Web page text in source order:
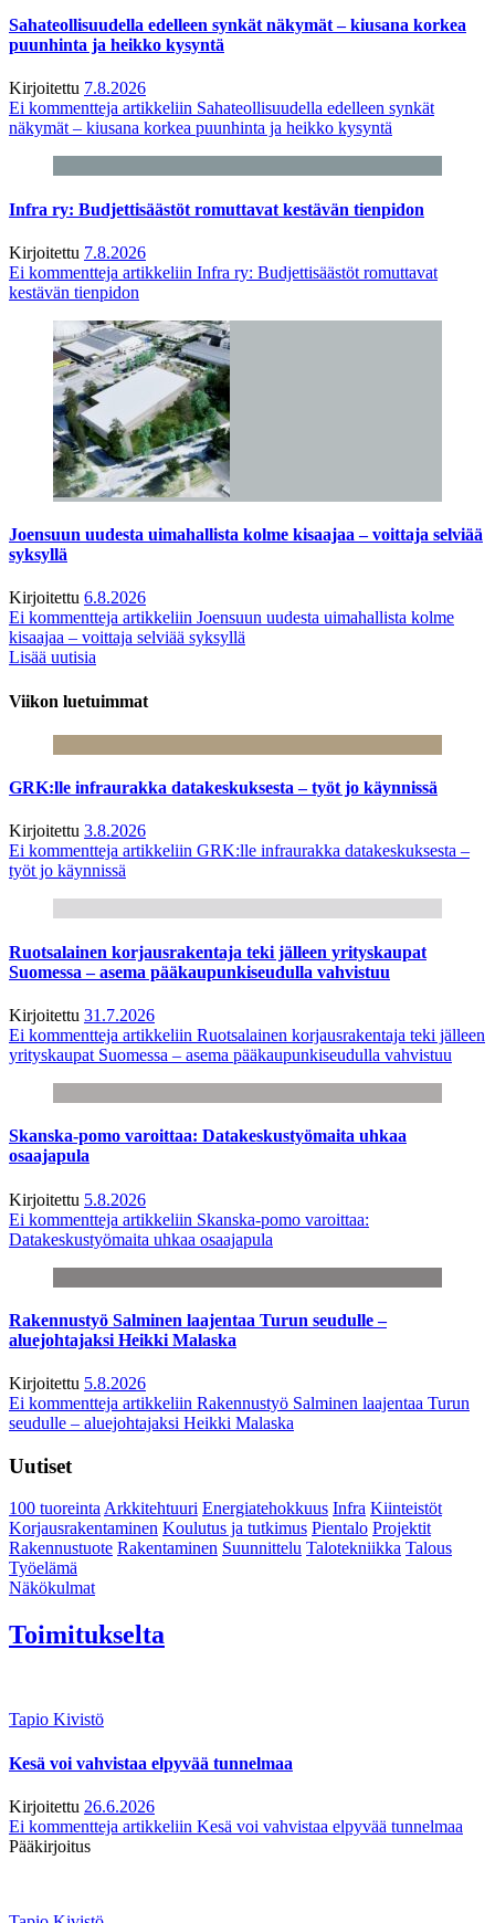
Sahateollisuudella edelleen synkät näkymät – kiusana korkea
puunhinta ja heikko kysyntä
Kirjoitettu 7.8.2026
Ei kommentteja artikkeliin Sahateollisuudella edelleen synkät
näkymät – kiusana korkea puunhinta ja heikko kysyntä
Infra ry: Budjettisäästöt romuttavat kestävän tienpidon
Kirjoitettu 7.8.2026
Ei kommentteja artikkeliin Infra ry: Budjettisäästöt romuttavat
kestävän tienpidon
Joensuun uudesta uimahallista kolme kisaajaa – voittaja selviää
syksyllä
Kirjoitettu 6.8.2026
Ei kommentteja artikkeliin Joensuun uudesta uimahallista kolme
kisaajaa – voittaja selviää syksyllä
Lisää uutisia
Viikon luetuimmat
GRK:lle infraurakka datakeskuksesta – työt jo käynnissä
Kirjoitettu 3.8.2026
Ei kommentteja artikkeliin GRK:lle infraurakka datakeskuksesta –
työt jo käynnissä
Ruotsalainen korjausrakentaja teki jälleen yrityskaupat
Suomessa – asema pääkaupunkiseudulla vahvistuu
Kirjoitettu 31.7.2026
Ei kommentteja artikkeliin Ruotsalainen korjausrakentaja teki jälleen
yrityskaupat Suomessa – asema pääkaupunkiseudulla vahvistuu
Skanska-pomo varoittaa: Datakeskustyömaita uhkaa
osaajapula
Kirjoitettu 5.8.2026
Ei kommentteja artikkeliin Skanska-pomo varoittaa:
Datakeskustyömaita uhkaa osaajapula
Rakennustyö Salminen laajentaa Turun seudulle –
aluejohtajaksi Heikki Malaska
Kirjoitettu 5.8.2026
Ei kommentteja artikkeliin Rakennustyö Salminen laajentaa Turun
seudulle – aluejohtajaksi Heikki Malaska
Uutiset
100 tuoreintaArkkitehtuuri Energiatehokkuus Infra Kiinteistöt
Korjausrakentaminen Koulutus ja tutkimus Pientalo Projektit
Rakennustuote Rakentaminen Suunnittelu Talotekniikka Talous
Työelämä
Näkökulmat
Toimitukselta
Tapio Kivistö
Kesä voi vahvistaa elpyvää tunnelmaa
Kirjoitettu 26.6.2026
Ei kommentteja artikkeliin Kesä voi vahvistaa elpyvää tunnelmaa
Pääkirjoitus